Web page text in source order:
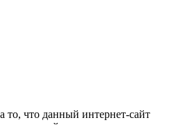
что данный интернет-сайт